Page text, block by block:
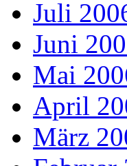
Juli
Juni
Mai
April
März